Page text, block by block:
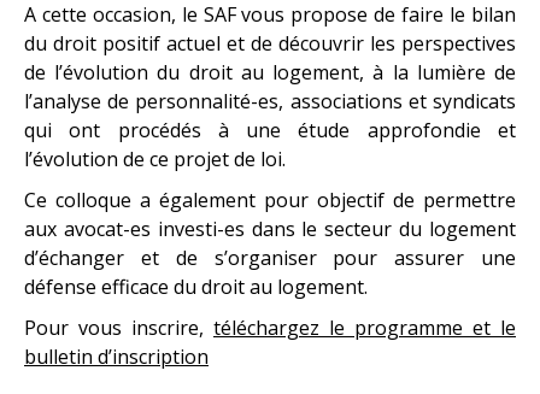
A cette occasion, le SAF vous propose de faire le bilan
du droit positif actuel et de découvrir les perspectives
de l’évolution du droit au logement, à la lumière de
l’analyse de personnalité-es, associations et syndicats
qui ont procédés à une étude approfondie et
l’évolution de ce projet de loi.
Ce colloque a également pour objectif de permettre
aux avocat-es investi-es dans le secteur du logement
d’échanger et de s’organiser pour assurer une
défense efficace du droit au logement.
Pour vous inscrire, téléchargez le programme et le
bulletin d’inscription